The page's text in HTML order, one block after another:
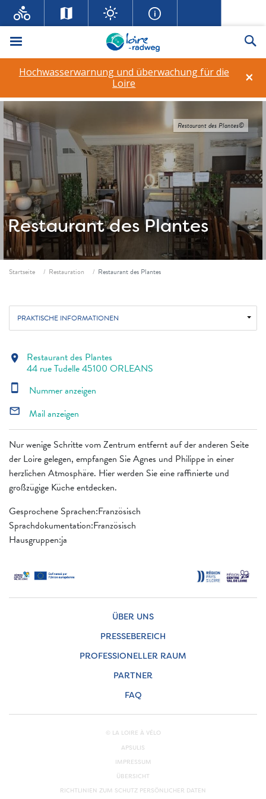
Menü
×
Hochwasserwarnung und überwachung für die
Loire
Restaurant des Plantes
Restaurant des Plantes©
Fil d'ariane
Startseite Restauration Restaurant des Plantes
PRAKTISCHE INFORMATIONEN
Nur wenige Schritte vom Zentrum entfernt auf der anderen Seite
der Loire gelegen, empfangen Sie Agnes und Philippe in einer
herzlichen Atmosphäre. Hier werden Sie eine raffinierte und
großzügige Küche entdecken.
Gesprochene Sprachen:Französisch
Sprachdokumentation:Französisch
Hausgruppen:ja
location_on Restaurant des Plantes
44 rue Tudelle 45100 ORLEANS
smartphone Nummer anzeigen
mail_outline Mail anzeigen
ÜBER UNS
PRESSEBEREICH
PROFESSIONELLER RAUM
PARTNER
FAQ
© LA LOIRE À VÉLO
APSULIS
IMPRESSUM
ÜBERSICHT
RICHTLINIEN ZUM SCHUTZ PERSÖNLICHER DATEN